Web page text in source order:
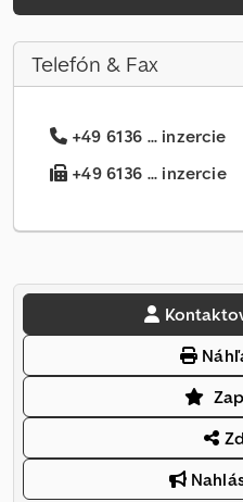
Telefón & Fax
+49 6136 ... inzercie
+49 6136 ... inzercie